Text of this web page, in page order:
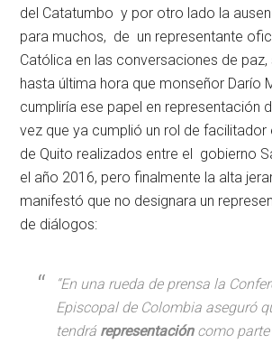
del Catatumbo y por otro lado la
para muchos, de un representante
Católica en las conversaciones de
hasta última hora que monseñor Darío
cumpliría ese papel en representación
vez que ya cumplió un rol de facilitador
de Quito realizados entre el gobierno
el año 2016, pero finalmente la alta
manifestó que no designara un
de diálogos:
“En una rueda de prensa la
Episcopal de Colombia aseguró
tendrá representación como